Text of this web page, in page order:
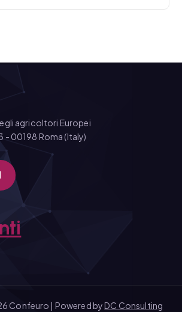
agricoltori Europei
- 00198 Roma (Italy)
Confeuro | Powered byDC Consulting